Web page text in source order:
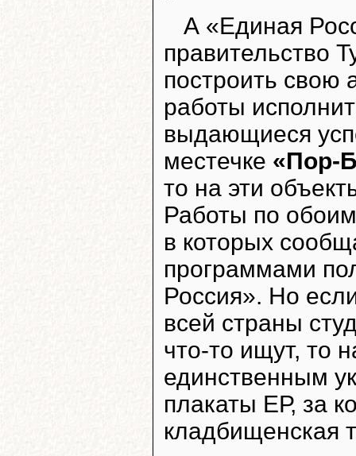
А «Единая
правительство
построить свою
работы
выдающиеся
местечке «Пор-
то на эти
Работы по
в которых
программами
Россия». Но
всей страны
что-то ищут, то
единственным
плакаты ЕР, за
кладбищенская